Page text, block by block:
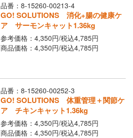
閉じる
品番：8-15260-00213-4
GO! SOLUTIONS 消化+腸の健康ケ
ア サーモンキャット1.36kg
参考価格：4,350円/税込4,785円
商品価格：4,350円/税込4,785円
品番：8-15260-00252-3
GO! SOLUTIONS 体重管理＋関節ケ
ア チキンキャット1.36kg
参考価格：4,350円/税込4,785円
商品価格：4,350円/税込4,785円